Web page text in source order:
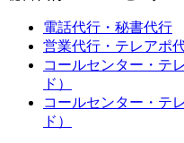
電話代行・秘書代行
営業代行・テレアポ
コールセンター・テ
ド）
コールセンター・テ
ド）